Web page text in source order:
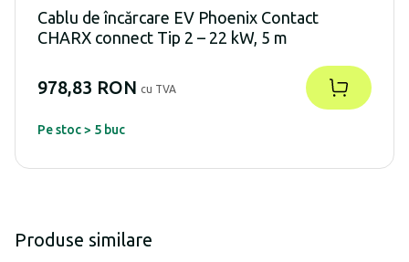
Cablu de încărcare EV Phoenix Contact
CHARX connect Tip 2 – 22 kW, 5 m
978,83 RON cu TVA
Pe stoc > 5 buc
Produse similare